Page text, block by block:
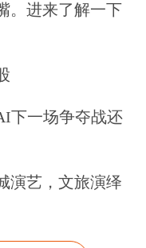
裁解禁有实质
涨的逻辑将会
。进来了解一下
下一场争夺战还
演艺，文旅演绎